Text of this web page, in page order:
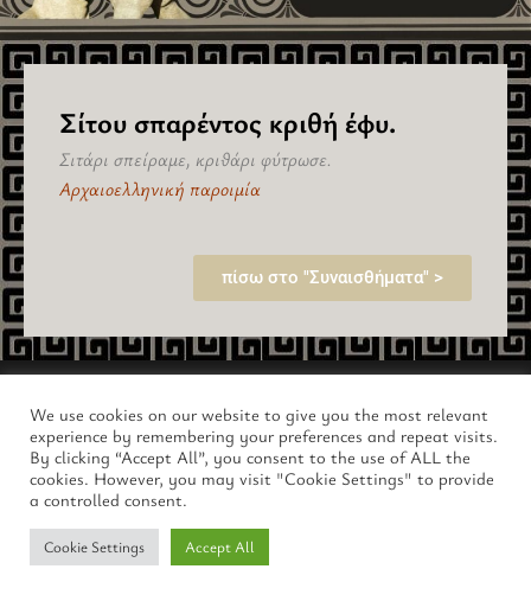
Σίτου σπαρέντος κριθή έφυ.
Σιτάρι σπείραμε, κριθάρι φύτρωσε.
Αρχαιοελληνική παροιμία
πίσω στο "Συναισθήματα" >
Ελλάδας.
We use cookies on our website to give you the most relevant
experience by remembering your preferences and repeat visits.
By clicking “Accept All”, you consent to the use of ALL the
cookies. However, you may visit "Cookie Settings" to provide
a controlled consent.
Cookie Settings Accept All